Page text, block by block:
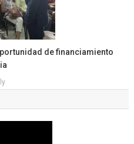
de financiamiento